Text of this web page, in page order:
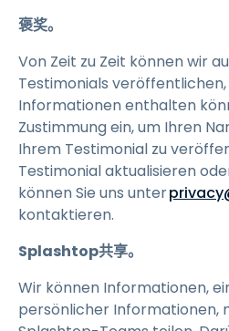
褒奖。
Von Zeit zu Zeit können wir
Testimonials
Informationen enthalten
Zustimmung ein, um Ihren
Ihrem Testimonial zu
Testimonial aktualisieren
können Sie uns unter
kontaktieren.
Splashtop共享。
Wir können Informationen,
persönlicher Informationen,